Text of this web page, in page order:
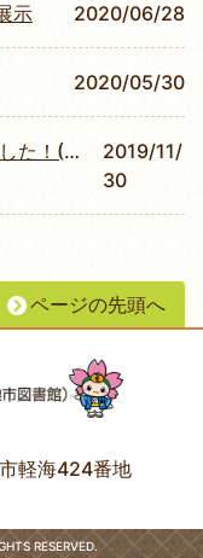
示 2020/06/28
2020/05/30
記あり）
2019/11/
30
ページの先頭へ
軽海424番地
RESERVED.